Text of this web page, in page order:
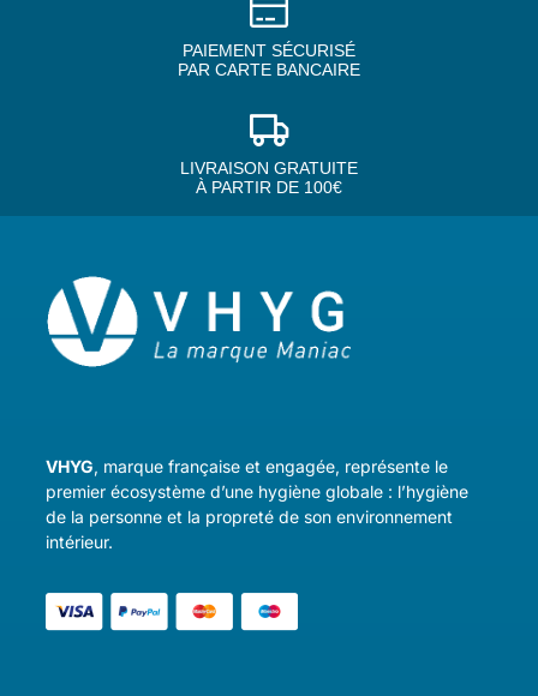
PAIEMENT SÉCURISÉ
PAR CARTE BANCAIRE
LIVRAISON GRATUITE
À PARTIR DE 100€
VHYG, marque française et engagée, représente le
premier écosystème d’une hygiène globale : l’hygiène
de la personne et la propreté de son environnement
intérieur.